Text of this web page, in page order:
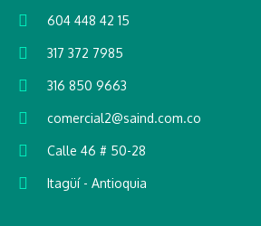
604 448 42 15
317 372 7985
316 850 9663
comercial2@saind.com.co
Calle 46 # 50-28
Itagüí - Antioquia